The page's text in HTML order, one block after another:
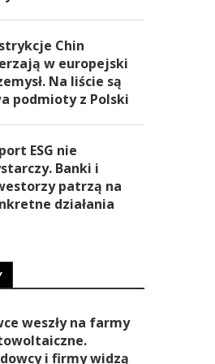
Chin
w europejski
Na liście są
podmioty z Polski
ESG nie
Banki i
patrzą na
działania
weszły na farmy
i firmy widzą